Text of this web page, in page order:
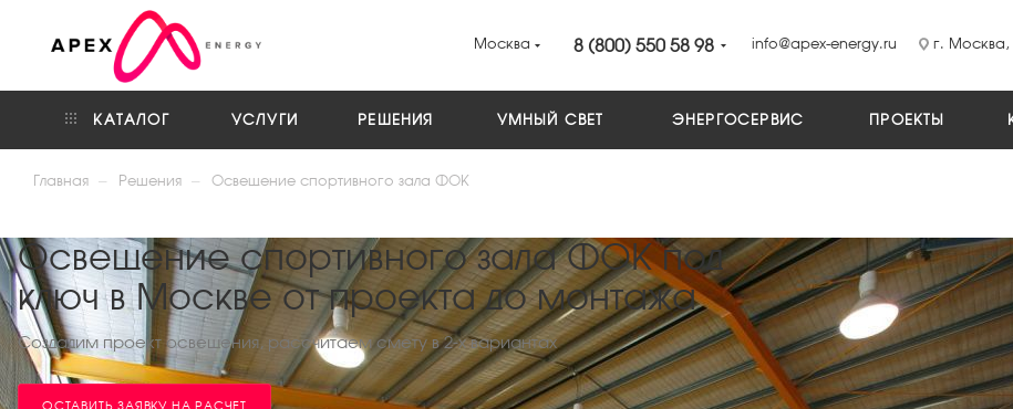
Москва 8 (800) 550 58 98 info@apex-energy.ru г. Москва,
КАТАЛОГ УСЛУГИ РЕШЕНИЯ УМНЫЙ СВЕТ ЭНЕРГОСЕРВИС ПРОЕКТЫ
Главная — Решения — Освещение спортивного зала ФОК
Освещение спортивного зала ФОК под
ключ в Москве от проекта до монтажа
Создадим проект освещения, рассчитаем смету в 2-х вариантах
ОСТАВИТЬ ЗАЯВКУ НА РАСЧЕТ